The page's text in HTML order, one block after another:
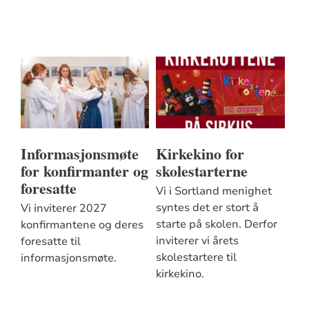
Informasjonsmøte
for konfirmanter og
foresatte
Vi inviterer 2027
konfirmantene og deres
foresatte til
informasjonsmøte.
Kirkekino for
skolestarterne
Vi i Sortland menighet
syntes det er stort å
starte på skolen. Derfor
inviterer vi årets
skolestartere til
kirkekino.